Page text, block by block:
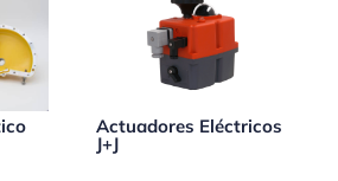
Actuadores Eléctricos
J+J